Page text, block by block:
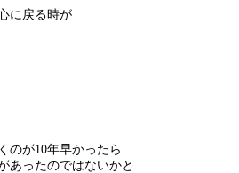
に戻る時が
のが10年早かったら
あったのではないかと